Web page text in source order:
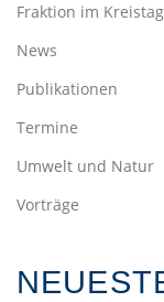
Fraktion im Kreistag
News
Publikationen
Termine
Umwelt und Natur
Vorträge